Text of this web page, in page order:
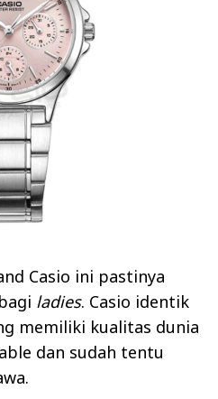
Casio ini pastinya
ladies. Casio identik
memiliki kualitas dunia
dan sudah tentu